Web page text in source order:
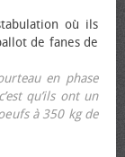
où ils
de fanes de
en phase
qu’ils ont un
à 350 kg de